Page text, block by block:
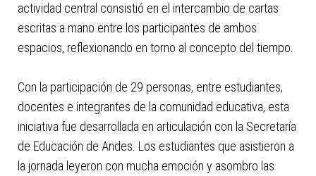
actividad central consistió en el intercambio de cartas
escritas a mano entre los participantes de ambos
espacios, reflexionando en torno al concepto del tiempo.
Con la participación de 29 personas, entre estudiantes,
docentes e integrantes de la comunidad educativa, esta
iniciativa fue desarrollada en articulación con la Secretaría
de Educación de Andes. Los estudiantes que asistieron a
la jornada leyeron con mucha emoción y asombro las